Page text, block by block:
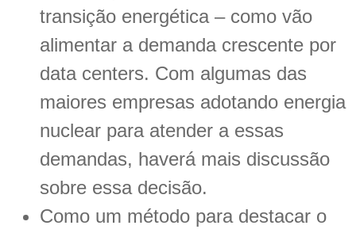
transição energética – como vão
alimentar a demanda crescente por
data centers. Com algumas das
maiores empresas adotando energia
nuclear para atender a essas
demandas, haverá mais discussão
sobre essa decisão.
Como um método para destacar o